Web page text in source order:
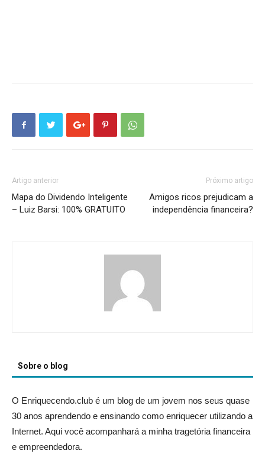
Artigo anterior
Mapa do Dividendo Inteligente
– Luiz Barsi: 100% GRATUITO
Próximo artigo
Amigos ricos prejudicam a
independência financeira?
Sobre o blog
O Enriquecendo.club é um blog de um jovem nos seus quase
30 anos aprendendo e ensinando como enriquecer utilizando a
Internet. Aqui você acompanhará a minha tragetória financeira
e empreendedora.